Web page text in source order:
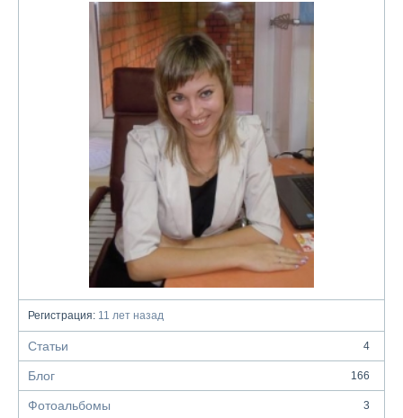
Регистрация: 11 лет назад
Статьи 4
Блог 166
Фотоальбомы 3